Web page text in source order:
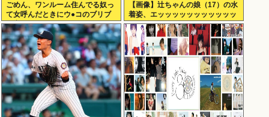
ごめん、ワンルーム住んでる奴っ
て女呼んだときにウ●コのブリブ
リ音どうしてんの？？
【画像】辻ちゃんの娘（17）の水
着姿、エッッッッッッッッッッッ
ッッ！